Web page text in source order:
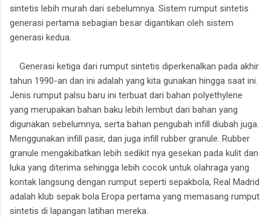
sintetis lebih murah dari sebelumnya. Sistem rumput sintetis
generasi pertama sebagian besar digantikan oleh sistem
generasi kedua.
Generasi ketiga dari rumput sintetis diperkenalkan pada akhir
tahun 1990-an dan ini adalah yang kita gunakan hingga saat ini.
Jenis rumput palsu baru ini terbuat dari bahan polyethylene
yang merupakan bahan baku lebih lembut dari bahan yang
digunakan sebelumnya, serta bahan pengubah infill diubah juga.
Menggunakan infill pasir, dan juga infill rubber granule. Rubber
granule mengakibatkan lebih sedikit nya gesekan pada kulit dan
luka yang diterima sehingga lebih cocok untuk olahraga yang
kontak langsung dengan rumput seperti sepakbola, Real Madrid
adalah klub sepak bola Eropa pertama yang memasang rumput
sintetis di lapangan latihan mereka.